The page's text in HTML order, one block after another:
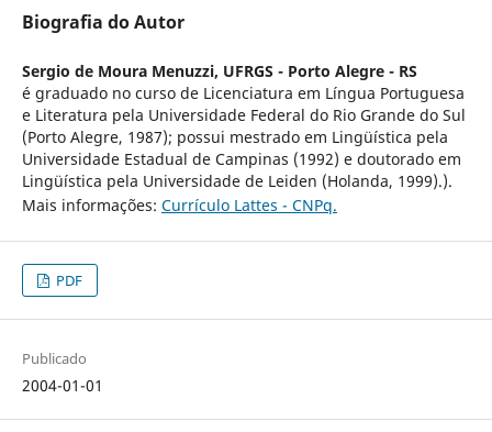
Biografia do Autor
Sergio de Moura Menuzzi, UFRGS - Porto Alegre - RS
é graduado no curso de Licenciatura em Língua Portuguesa
e Literatura pela Universidade Federal do Rio Grande do Sul
(Porto Alegre, 1987); possui mestrado em Lingüística pela
Universidade Estadual de Campinas (1992) e doutorado em
Lingüística pela Universidade de Leiden (Holanda, 1999).).
Mais informações: Currículo Lattes - CNPq.
PDF
Publicado
2004-01-01